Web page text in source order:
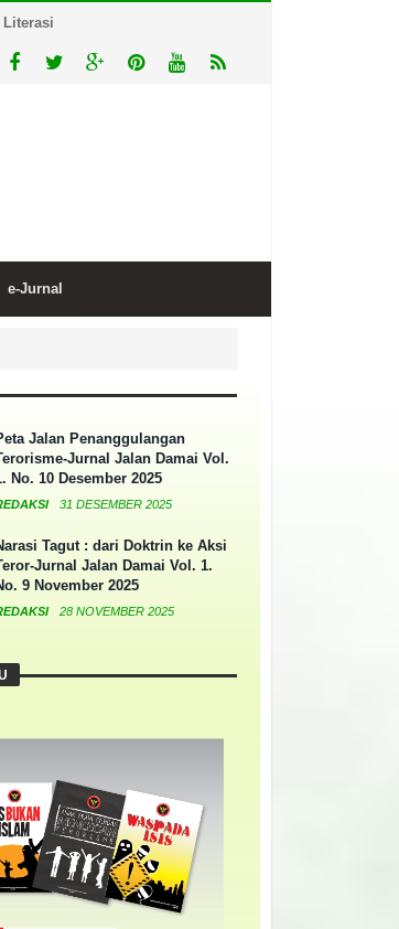
Literasi
e-Jurnal
Jalan Penanggulangan
Jurnal Jalan Damai Vol.
No. 10 Desember 2025
31 DESEMBER 2025
Tagut : dari Doktrin ke Aksi
Jurnal Jalan Damai Vol. 1.
9 November 2025
28 NOVEMBER 2025